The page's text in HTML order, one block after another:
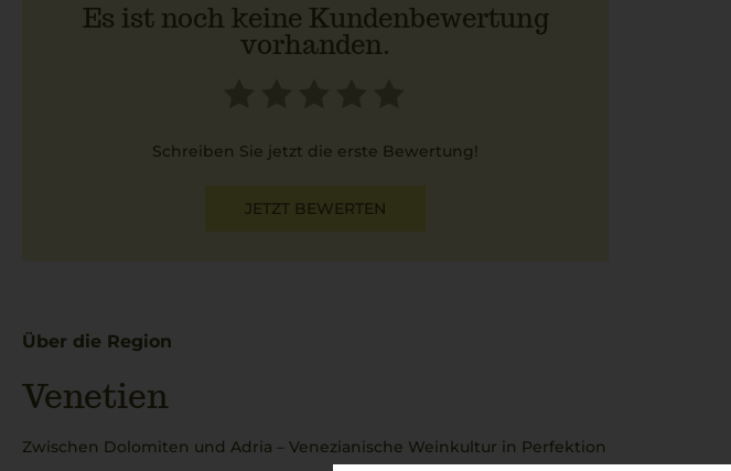
Es ist noch keine Kundenbewertung
vorhanden.
Schreiben Sie jetzt die erste Bewertung!
JETZT BEWERTEN
Über die Region
Venetien
Zwischen Dolomiten und Adria – Venezianische Weinkultur in Perfektion